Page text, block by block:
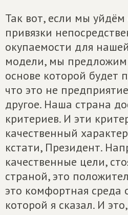
Так вот, если мы
привязки
окупаемости для
модели, мы предложим
основе которой будет
что это не
другое. Наша страна
критериев. И эти
качественный
кстати, Президент.
качественные цели,
страной, это
это комфортная среда
которой я сказал. И